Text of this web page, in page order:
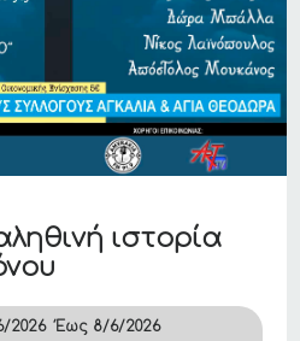
ιστορία
2026Έως 8/6/2026